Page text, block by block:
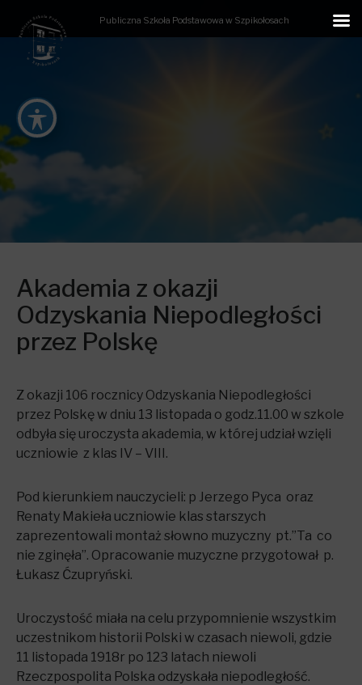
Publiczna Szkoła Podstawowa w Szpikołosach
Akademia z okazji
Odzyskania Niepodległości
przez Polskę
Z okazji 106 rocznicy Odzyskania Niepodległości
przez Polskę w dniu 13 listopada o godz.11.00 w szkole
odbyła się uroczysta akademia, w której udział wzięli
uczniowie z klas IV – VIII.
Pod kierunkiem nauczycieli: p Jerzego Pyca oraz
Renaty Makieła uczniowie klas starszych
zaprezentowali montaż słowno muzyczny pt.”Ta co
nie zginęła”. Opracowanie muzyczne przygotował p.
Łukasz Ćzupryński.
Uroczystość miała na celu przypomnienie wszystkim
uczestnikom historii Polski w czasach niewoli, gdzie
11 listopada 1918r po 123 latach niewoli
Rzeczpospolita Polska odzyskała niepodległość.